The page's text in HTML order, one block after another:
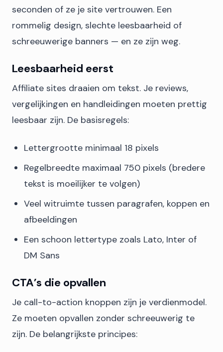
seconden of ze je site vertrouwen. Een
rommelig design, slechte leesbaarheid of
schreeuwerige banners — en ze zijn weg.
Leesbaarheid eerst
Affiliate sites draaien om tekst. Je reviews,
vergelijkingen en handleidingen moeten prettig
leesbaar zijn. De basisregels:
Lettergrootte minimaal 18 pixels
Regelbreedte maximaal 750 pixels (bredere
tekst is moeilijker te volgen)
Veel witruimte tussen paragrafen, koppen en
afbeeldingen
Een schoon lettertype zoals Lato, Inter of
DM Sans
CTA’s die opvallen
Je call-to-action knoppen zijn je verdienmodel.
Ze moeten opvallen zonder schreeuwerig te
zijn. De belangrijkste principes: